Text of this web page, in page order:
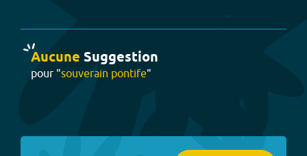
Aucune Suggestion
pour "souverain pontife"